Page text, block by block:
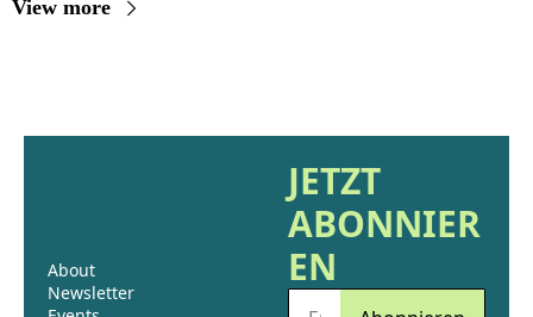
View more
About
Newsletter
JETZT
ABONNIER
EN